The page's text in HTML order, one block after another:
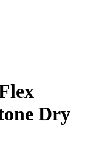
Dry